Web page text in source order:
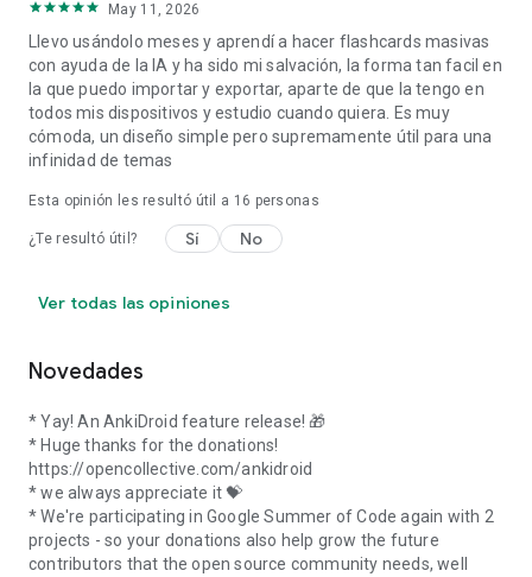
May 11, 2026
Llevo usándolo meses y aprendí a hacer flashcards masivas
con ayuda de la IA y ha sido mi salvación, la forma tan facil en
la que puedo importar y exportar, aparte de que la tengo en
todos mis dispositivos y estudio cuando quiera. Es muy
cómoda, un diseño simple pero supremamente útil para una
infinidad de temas
Esta opinión les resultó útil a 16 personas
¿Te resultó útil? Sí No
Ver todas las opiniones
Novedades
* Yay! An AnkiDroid feature release! 🎁
* Huge thanks for the donations!
https://opencollective.com/ankidroid
* we always appreciate it 💝
* We're participating in Google Summer of Code again with 2
projects - so your donations also help grow the future
contributors that the open source community needs, well